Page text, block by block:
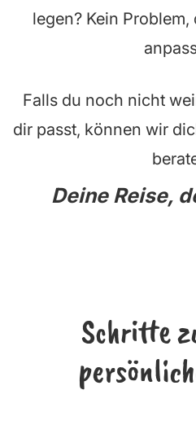
legen? Kein
Falls du noch nicht
dir passt, können wir
Deine Reise,
Schritte